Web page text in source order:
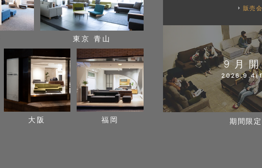
東京 青山
大阪 福岡
販売
9月
期間限